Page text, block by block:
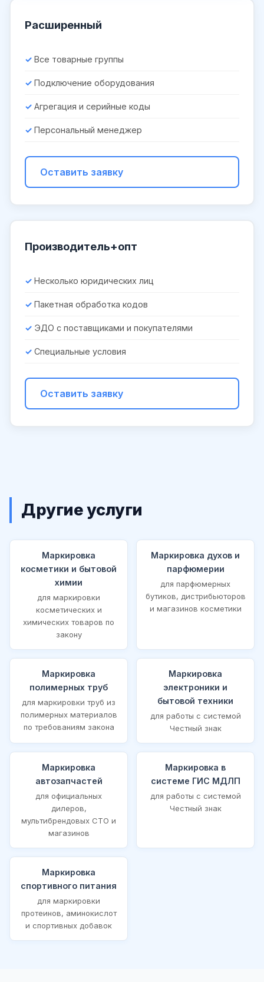
Расширенный
Все товарные группы
Подключение оборудования
Агрегация и серийные коды
Персональный менеджер
Оставить заявку
Производитель+опт
Несколько юридических лиц
Пакетная обработка кодов
ЭДО с поставщиками и покупателями
Специальные условия
Оставить заявку
Другие услуги
Маркировка
косметики и бытовой
химии
для маркировки
косметических и
химических товаров по
закону
Маркировка духов и
парфюмерии
для парфюмерных
бутиков, дистрибьюторов
и магазинов косметики
Маркировка
полимерных труб
для маркировки труб из
полимерных материалов
по требованиям закона
Маркировка
электроники и
бытовой техники
для работы с системой
Честный знак
Маркировка
автозапчастей
для официальных
дилеров,
мультибрендовых СТО и
магазинов
Маркировка в
системе ГИС МДЛП
для работы с системой
Честный знак
Маркировка
спортивного питания
для маркировки
протеинов, аминокислот
и спортивных добавок